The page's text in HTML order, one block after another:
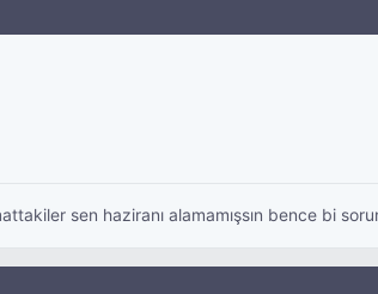
sen haziranı alamamışsın bence bi